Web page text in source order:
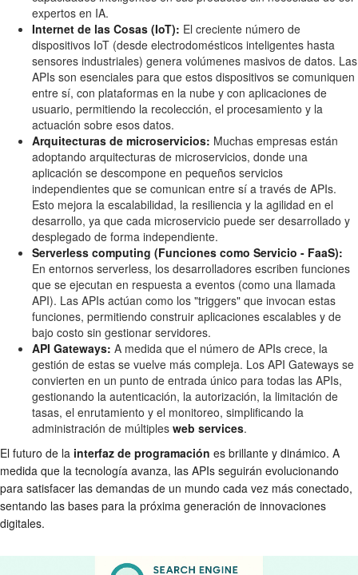
expertos en IA.
Internet de las Cosas (IoT): El creciente número de
dispositivos IoT (desde electrodomésticos inteligentes hasta
sensores industriales) genera volúmenes masivos de datos. Las
APIs son esenciales para que estos dispositivos se comuniquen
entre sí, con plataformas en la nube y con aplicaciones de
usuario, permitiendo la recolección, el procesamiento y la
actuación sobre esos datos.
Arquitecturas de microservicios: Muchas empresas están
adoptando arquitecturas de microservicios, donde una
aplicación se descompone en pequeños servicios
independientes que se comunican entre sí a través de APIs.
Esto mejora la escalabilidad, la resiliencia y la agilidad en el
desarrollo, ya que cada microservicio puede ser desarrollado y
desplegado de forma independiente.
Serverless computing (Funciones como Servicio - FaaS):
En entornos serverless, los desarrolladores escriben funciones
que se ejecutan en respuesta a eventos (como una llamada
API). Las APIs actúan como los "triggers" que invocan estas
funciones, permitiendo construir aplicaciones escalables y de
bajo costo sin gestionar servidores.
API Gateways: A medida que el número de APIs crece, la
gestión de estas se vuelve más compleja. Los API Gateways se
convierten en un punto de entrada único para todas las APIs,
gestionando la autenticación, la autorización, la limitación de
tasas, el enrutamiento y el monitoreo, simplificando la
administración de múltiples web services.
El futuro de la interfaz de programación es brillante y dinámico. A
medida que la tecnología avanza, las APIs seguirán evolucionando
para satisfacer las demandas de un mundo cada vez más conectado,
sentando las bases para la próxima generación de innovaciones
digitales.